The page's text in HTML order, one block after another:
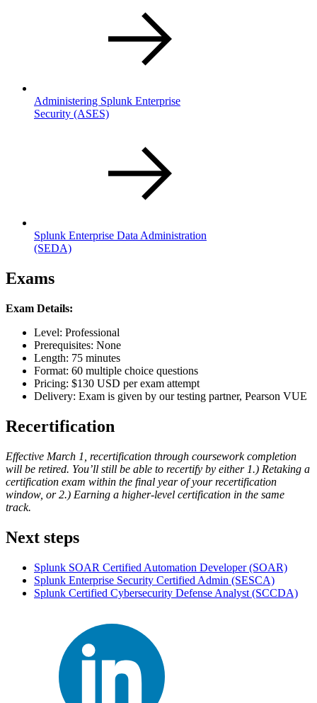
Administering Splunk Enterprise
Security (ASES)
Splunk Enterprise Data Administration
(SEDA)
Exams
Exam Details:
Level: Professional
Prerequisites: None
Length: 75 minutes
Format: 60 multiple choice questions
Pricing: $130 USD per exam attempt
Delivery: Exam is given by our testing partner, Pearson VUE
Recertification
Effective March 1, recertification through coursework completion
will be retired. You’ll still be able to recertify by either 1.) Retaking a
certification exam within the final year of your recertification
window, or 2.) Earning a higher-level certification in the same
track.
Next steps
Splunk SOAR Certified Automation Developer(SOAR)
Splunk Enterprise Security Certified Admin (SESCA)
Splunk Certified Cybersecurity Defense Analyst (SCCDA)